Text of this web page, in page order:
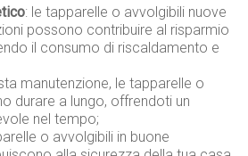
: le tapparelle o avvolgibili nuove
possono contribuire al risparmio
il consumo di riscaldamento e
manutenzione, le tapparelle o
durare a lungo, offrendoti un
nel tempo;
o avvolgibili in buone